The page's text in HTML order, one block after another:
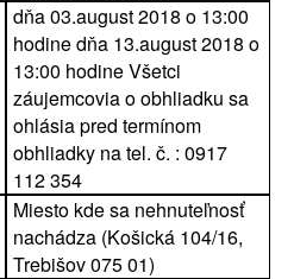
dňa 03.august 2018 o 13:00
hodine dňa 13.august 2018 o
13:00 hodine Všetci
záujemcovia o obhliadku sa
ohlásia pred termínom
obhliadky na tel. č. : 0917
112 354
Miesto kde sa nehnuteľnosť
nachádza (Košická 104/16,
Trebišov 075 01)